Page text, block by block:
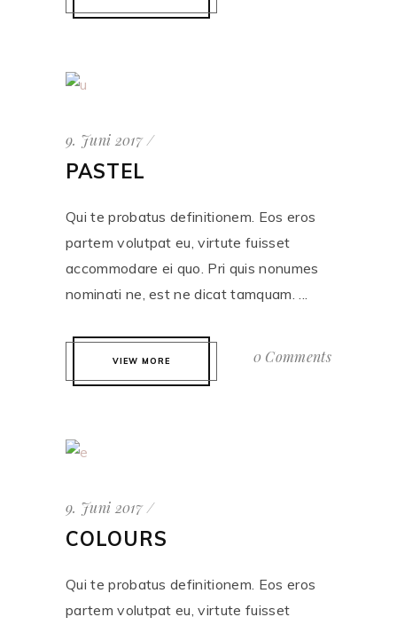
9. Juni 2017
PASTEL
Qui te probatus definitionem. Eos eros
partem volutpat eu, virtute fuisset
accommodare ei quo. Pri quis nonumes
nominati ne, est ne dicat tamquam. ...
VIEW MORE 0 Comments
9. Juni 2017
COLOURS
Qui te probatus definitionem. Eos eros
partem volutpat eu, virtute fuisset